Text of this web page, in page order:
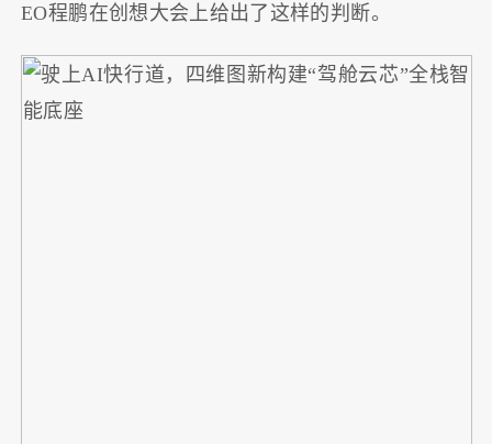
EO程鹏在创想大会上给出了这样的判断。